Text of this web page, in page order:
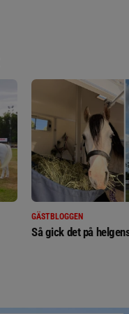
GÄSTBLOGGEN
Så gick det på